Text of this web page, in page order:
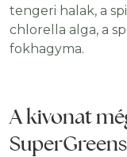
tengeri halak, a
chlorella alga, a
fokhagyma.
A kivonat